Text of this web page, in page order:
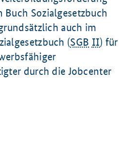
Sozialgesetzbuch
auch im
(SGB II) für
durch die Jobcenter